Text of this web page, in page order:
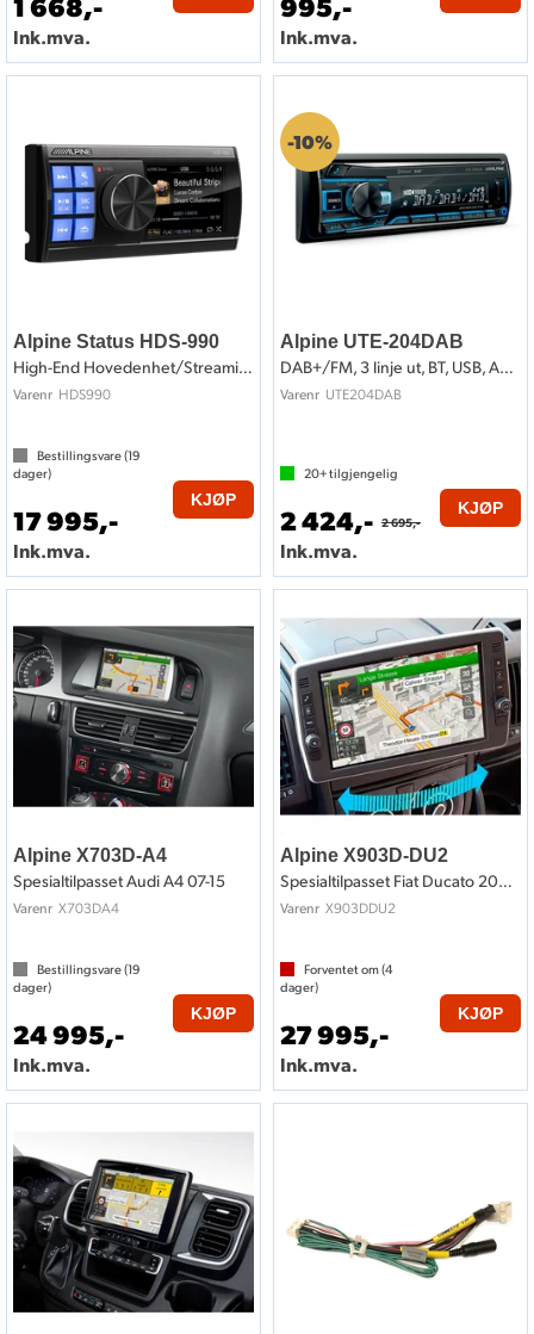
Ink.mva. Ink.mva.
Alpine Status HDS-990
High-End Hovedenhet/Streaming/DSP
Varenr HDS990
Bestillingsvare (19
dager)
17 995,-
Ink.mva.
KJØP
10%
Alpine UTE-204DAB
DAB+/FM, 3 linje ut, BT, USB, AUX ++
Varenr UTE204DAB
20+tilgjengelig
2 424,- 2 695,-
Ink.mva.
KJØP
Alpine X703D-A4
Spesialtilpasset Audi A4 07-15
Varenr X703DA4
Bestillingsvare (19
dager)
24 995,-
Ink.mva.
KJØP
Alpine X903D-DU2
Spesialtilpasset Fiat Ducato 2006-2021
Varenr X903DDU2
Forventet om (4
dager)
27 995,-
Ink.mva.
KJØP